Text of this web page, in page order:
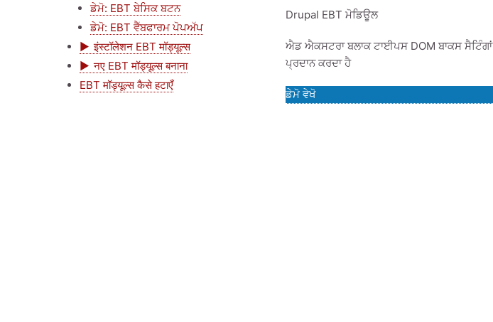
ਡੇਮੋ: EBT ਬੇਸਿਕ ਬਟਨ
ਡੇਮੋ: EBT ਵੈੱਬਫਾਰਮ ਪੋਪਅੱਪ
इंस्टॉलेशन EBT मॉड्यूल्स
नए EBT मॉड्यूल्स बनाना
EBT मॉड्यूल्स कैसे हटाएँ
Drupal EBT ਮੋਡਿਊਲ
ਐਡ ਐਕਸਟਰਾ ਬਲਾਕ ਟਾਈਪਸ DOM ਬਾਕਸ ਸੈਟਿੰਗਾਂ
ਪ੍ਰਦਾਨ ਕਰਦਾ ਹੈ
ਡੇਮੋ ਵੇਖੋ